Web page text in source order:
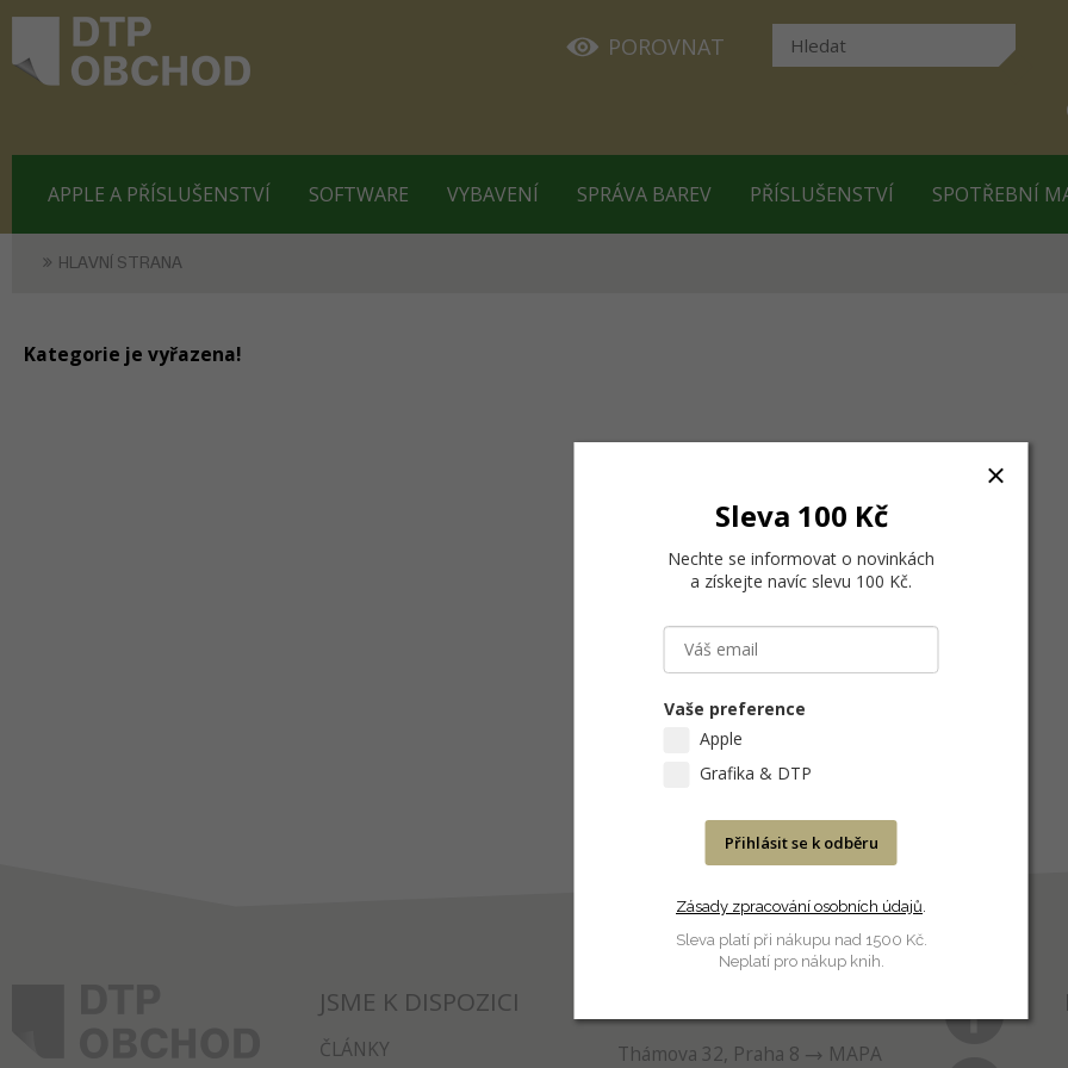
POROVNAT
APPLE A PŘÍSLUŠENSTVÍ SOFTWARE VYBAVENÍ SPRÁVA BAREV PŘÍSLUŠENSTVÍ SPOTŘEBNÍ
HLAVNÍ STRANA
Kategorie je vyřazena!
JSME K DISPOZICI
ČLÁNKY Thámova 32, Praha 8
MAPA
Sleva 100 Kč
Nechte se informovat o novinkách
a získejte navíc slevu 100 Kč.
Vaše preference
Apple
Grafika & DTP
Přihlásit se k odběru
Zásady zpracování osobních údajů.
Sleva platí při nákupu nad 1500 Kč.
Neplatí pro nákup knih.